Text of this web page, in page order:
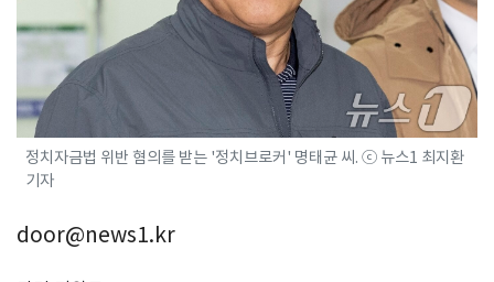
정치자금법 위반 혐의를 받는 '정치브로커' 명태균 씨. ⓒ 뉴스1 최지환
기자
door@news1.kr